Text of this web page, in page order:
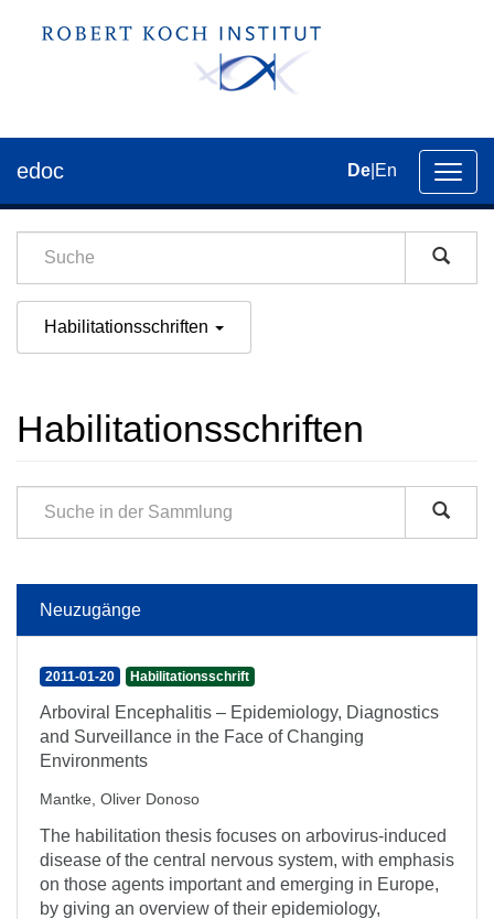
der
edoc De En
Habilitationsschriften
Habilitationsschriften
Neuzugänge
2011-01-20 Habilitationsschrift
Arboviral Encephalitis – Epidemiology, Diagnostics
and Surveillance in the Face of Changing
Environments
Mantke, Oliver Donoso
The habilitation thesis focuses on arbovirus-induced
disease of the central nervous system, with emphasis
on those agents important and emerging in Europe,
by giving an overview of their epidemiology,